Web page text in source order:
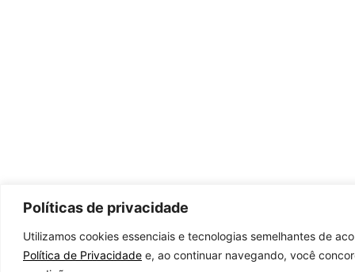
Políticas de privacidade
Utilizamos cookies essenciais e tecnologias semelhantes de
Política de Privacidade e, ao continuar navegando, você